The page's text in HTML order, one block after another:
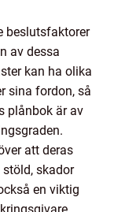
beslutsfaktorer
av dessa
kan ha olika
sina fordon, så
plånbok är av
att deras
skador
en viktig